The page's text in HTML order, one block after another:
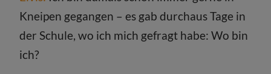
Kneipen gegangen – es gab durchaus Tage in
der Schule, wo ich mich gefragt habe: Wo bin
ich?